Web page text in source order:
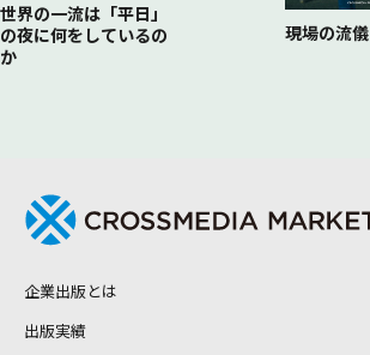
世界の一流は「平日」
の夜に何をしているの
か
現場の流儀
企業出版とは
出版実績